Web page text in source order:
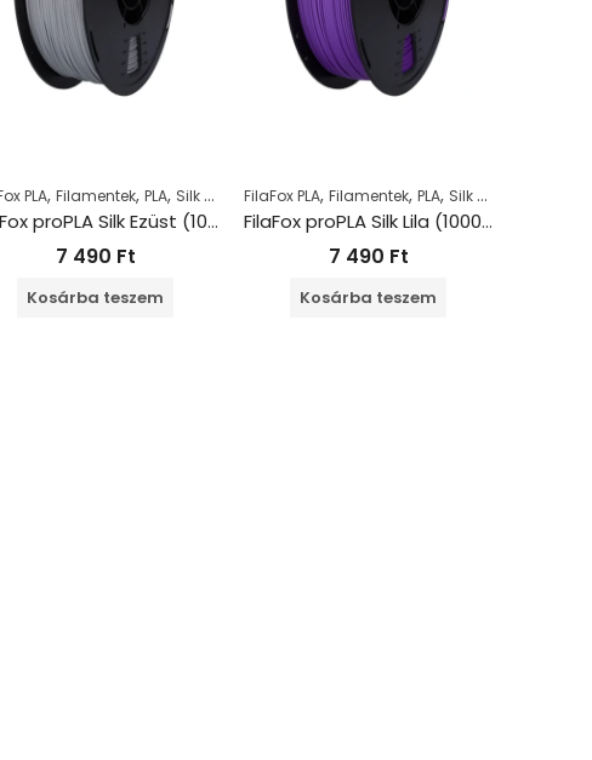
PLA, Filamentek, PLA, Silk PLA
FilaFox proPLA Silk Ezüst (1000g / 1,75mm)
7 490 Ft
Kosárba teszem
FilaFox PLA, Filamentek, PLA, Silk PLA
FilaFox proPLA Silk Lila (1000g / 1,75mm)
7 490 Ft
Kosárba teszem